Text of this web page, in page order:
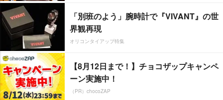
「別班のよう」腕時計で『VIVANT』の世
界観再現
オリコンタイアップ特集
【8月12日まで！】チョコザップキャンペ
ーン実施中！
（PR）chocoZAP